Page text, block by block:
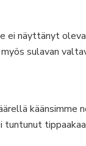
ei näyttänyt
sulavan
käänsimme
tuntunut